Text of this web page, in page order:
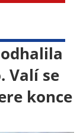
Valí se
konce